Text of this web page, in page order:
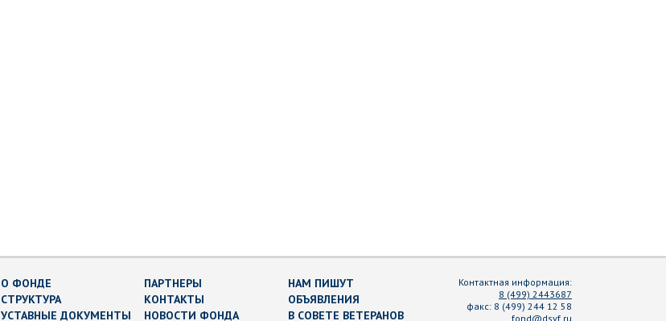
О ФОНДЕ
СТРУКТУРА
УСТАВНЫЕ ДОКУМЕНТЫ
ПАРТНЕРЫ
КОНТАКТЫ
НОВОСТИ ФОНДА
НАМ ПИШУТ
ОБЪЯВЛЕНИЯ
В СОВЕТЕ ВЕТЕРАНОВ
Контактная информация:
8 (499) 2443687
факс: 8 (499) 244 12 58
fond@dsvf.ru